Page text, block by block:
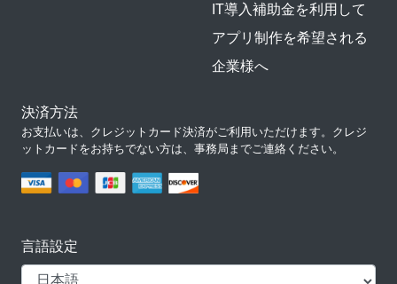
IT導入補助金を利用して
アプリ制作を希望される
企業様へ
決済方法
お支払いは、クレジットカード決済がご利用いただけます。クレジ
ットカードをお持ちでない方は、事務局までご連絡ください。
言語設定